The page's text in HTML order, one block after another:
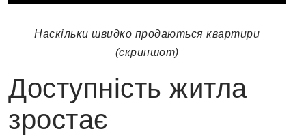
Наскільки швидко продаються квартири
(скриншот)
Доступність житла
зростає